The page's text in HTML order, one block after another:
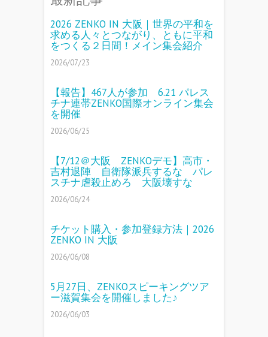
2026 ZENKO IN 大阪｜世界の平和を
求める人々とつながり、ともに平和
をつくる２日間！メイン集会紹介
2026/07/23
【報告】467人が参加 6.21 パレス
チナ連帯ZENKO国際オンライン集会
を開催
2026/06/25
【7/12＠大阪 ZENKOデモ】高市・
吉村退陣 自衛隊派兵するな パレ
スチナ虐殺止めろ 大阪壊すな
2026/06/24
チケット購入・参加登録方法｜2026
ZENKO IN 大阪
2026/06/08
5月27日、ZENKOスピーキングツア
ー滋賀集会を開催しました♪
2026/06/03